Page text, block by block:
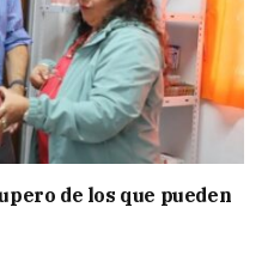
de los que pueden